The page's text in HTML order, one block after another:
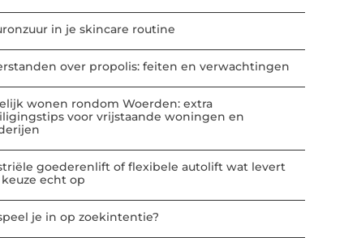
in je skincare routine
over propolis: feiten en verwachtingen
wonen rondom Woerden: extra
voor vrijstaande woningen en
goederenlift of flexibele autolift wat levert
echt op
je in op zoekintentie?